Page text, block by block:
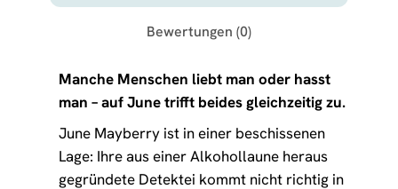
Bewertungen (0)
Manche Menschen liebt man oder hasst
man – auf June trifft beides gleichzeitig zu.
June Mayberry ist in einer beschissenen
Lage: Ihre aus einer Alkohollaune heraus
gegründete Detektei kommt nicht richtig in